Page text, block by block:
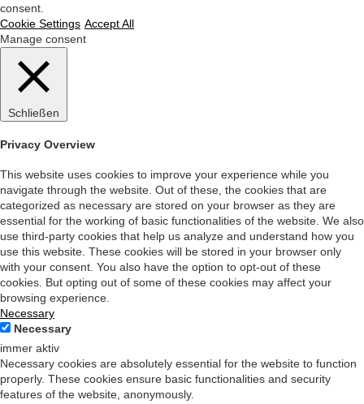
consent.
Cookie Settings Accept All
Manage consent
Schließen
Privacy Overview
This website uses cookies to improve your experience while you
navigate through the website. Out of these, the cookies that are
categorized as necessary are stored on your browser as they are
essential for the working of basic functionalities of the website. We also
use third-party cookies that help us analyze and understand how you
use this website. These cookies will be stored in your browser only
with your consent. You also have the option to opt-out of these
cookies. But opting out of some of these cookies may affect your
browsing experience.
Necessary
Necessary
immer aktiv
Necessary cookies are absolutely essential for the website to function
properly. These cookies ensure basic functionalities and security
features of the website, anonymously.